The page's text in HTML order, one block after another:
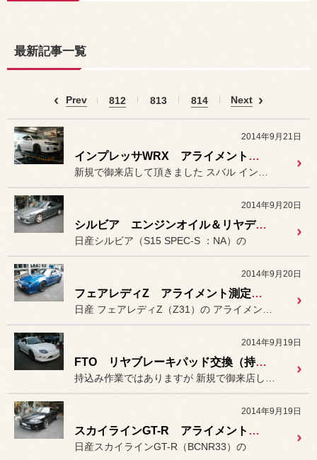
最新記事一覧
Prev 812 813 814 Next
2014年9月21日
インプレッサWRX アライメント測定＆調整。
2014年9月20日
シルビア エンジンオイル＆リヤデフオイル交換。
日産シルビア（S15 SPEC-S ：NA）の
2014年9月20日
フェアレディZ アライメント測定＆調整。
2014年9月19日
FTO リヤブレーキパッド交換（持込み）
2014年9月19日
スカイラインGT-R アライメント測定＆調整。
日産スカイラインGT-R（BCNR33）の